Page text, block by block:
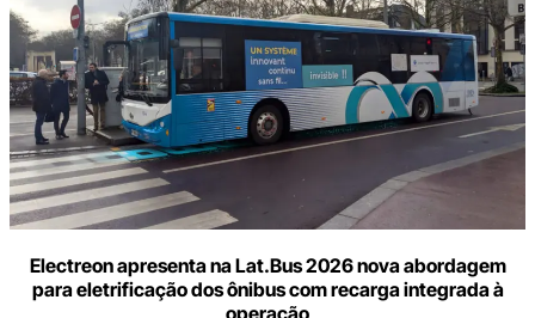
Electreon apresenta na Lat.Bus 2026 nova abordagem
para eletrificação dos ônibus com recarga integrada à